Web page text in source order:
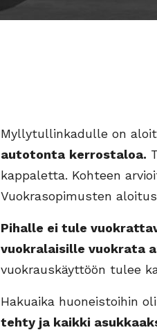
Myllytullinkadulle on
autotonta kerrostaloa.
kappaletta. Kohteen
Vuokrasopimusten
Pihalle ei tule
vuokralaisille vuokrata
vuokrauskäyttöön tulee
Hakuaika huoneistoihin oli
tehty ja kaikki